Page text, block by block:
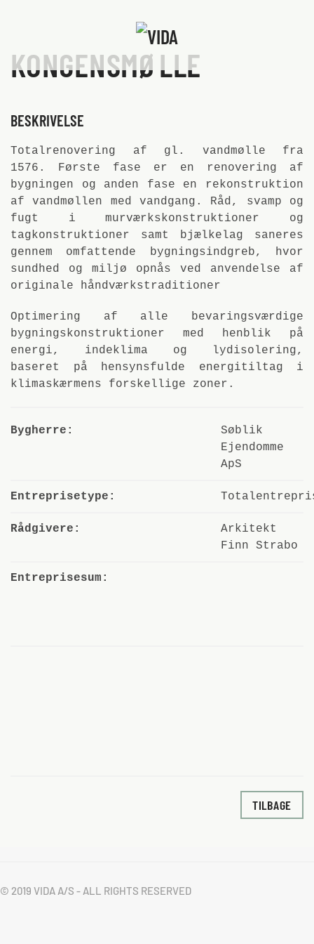
Skip to main content
KONGENSMØLLE
BESKRIVELSE
Totalrenovering af gl. vandmølle fra
1576. Første fase er en renovering af
bygningen og anden fase en rekonstruktion
af vandmøllen med vandgang. Råd, svamp og
fugt i murværkskonstruktioner og
tagkonstruktioner samt bjælkelag saneres
gennem omfattende bygningsindgreb, hvor
sundhed og miljø opnås ved anvendelse af
originale håndværkstraditioner
Optimering af alle bevaringsværdige
bygningskonstruktioner med henblik på
energi, indeklima og lydisolering,
baseret på hensynsfulde energitiltag i
klimaskærmens forskellige zoner.
Bygherre:
Søblik
Ejendomme
ApS
Entreprisetype:
Rådgivere:
Arkitekt
Finn Strabo
Entreprisesum:
TILBAGE
© 2019 VIDA A/S - ALL RIGHTS RESERVED